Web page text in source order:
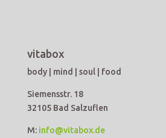
vitabox
body | mind | soul | food
Siemensstr. 18
32105 Bad Salzuflen
M: info@vitabox.de